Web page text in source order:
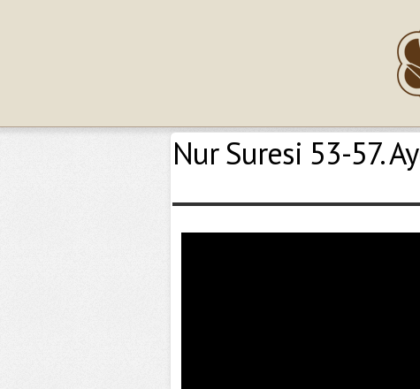
Nur Suresi 53-57.